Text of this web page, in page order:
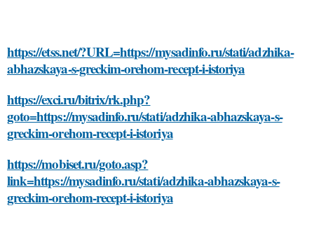
https://etss.net/?URL=https://mysadinfo.ru/stati/adzhika-
abhazskaya-s-greckim-orehom-recept-i-istoriya
https://exci.ru/bitrix/rk.php?
goto=https://mysadinfo.ru/stati/adzhika-abhazskaya-s-
greckim-orehom-recept-i-istoriya
https://mobiset.ru/goto.asp?
link=https://mysadinfo.ru/stati/adzhika-abhazskaya-s-
greckim-orehom-recept-i-istoriya